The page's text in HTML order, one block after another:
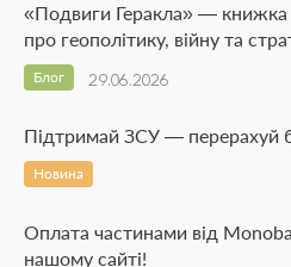
«Подвиги Геракла» — книжка
про геополітику, війну та
29.06.2026
Блог
Підтримай ЗСУ — перерахуй
Новина
Оплата частинами від
нашому сайті!